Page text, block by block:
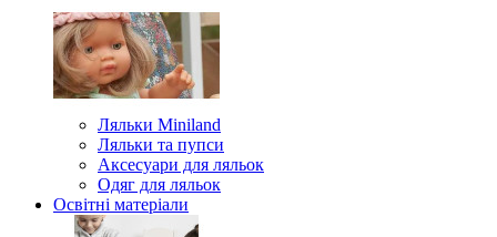
Ляльки Miniland
Ляльки та пупси
Аксесуари для ляльок
Одяг для ляльок
Освітні матеріали